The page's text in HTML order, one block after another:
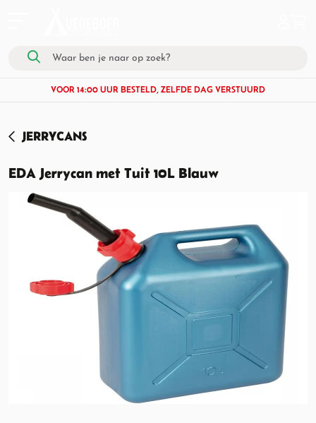
VOOR 14:00 UUR BESTELD, ZELFDE DAG VERSTUURD
JERRYCANS
EDA Jerrycan met Tuit 10L Blauw